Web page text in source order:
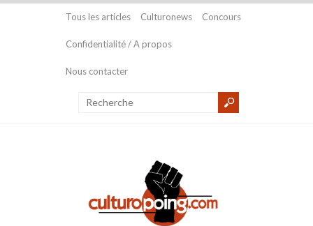
Tous les articles Culturonews Concours
Confidentialité / A propos
Nous contacter